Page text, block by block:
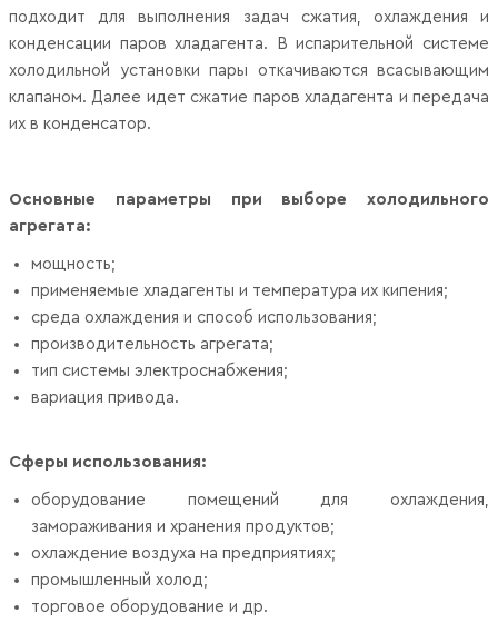
подходит для выполнения задач сжатия, охлаждения и
конденсации паров хладагента. В испарительной системе
холодильной установки пары откачиваются всасывающим
клапаном. Далее идет сжатие паров хладагента и передача
их в конденсатор.
Основные параметры при выборе холодильного
агрегата:
мощность;
применяемые хладагенты и температура их кипения;
среда охлаждения и способ использования;
производительность агрегата;
тип системы электроснабжения;
вариация привода.
Сферы использования:
оборудование помещений для охлаждения,
замораживания и хранения продуктов;
охлаждение воздуха на предприятиях;
промышленный холод;
торговое оборудование и др.